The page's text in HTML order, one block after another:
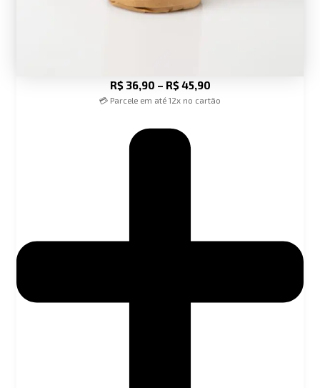
R$36,90 – R$45,90
💳 Parcele em até 12x no cartão